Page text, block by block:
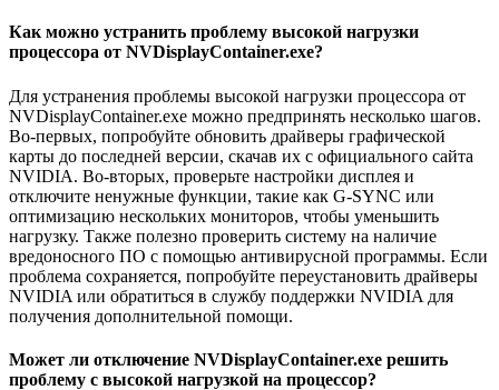
Как можно устранить проблему высокой нагрузки
процессора от NVDisplayContainer.exe?
Для устранения проблемы высокой нагрузки процессора от
NVDisplayContainer.exe можно предпринять несколько шагов.
Во-первых, попробуйте обновить драйверы графической
карты до последней версии, скачав их с официального сайта
NVIDIA. Во-вторых, проверьте настройки дисплея и
отключите ненужные функции, такие как G-SYNC или
оптимизацию нескольких мониторов, чтобы уменьшить
нагрузку. Также полезно проверить систему на наличие
вредоносного ПО с помощью антивирусной программы. Если
проблема сохраняется, попробуйте переустановить драйверы
NVIDIA или обратиться в службу поддержки NVIDIA для
получения дополнительной помощи.
Может ли отключение NVDisplayContainer.exe решить
проблему с высокой нагрузкой на процессор?